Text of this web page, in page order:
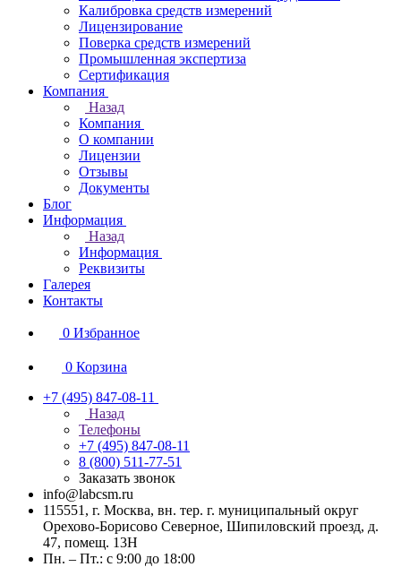
Калибровка средств измерений
Лицензирование
Поверка средств измерений
Промышленная экспертиза
Сертификация
Компания
Назад
Компания
О компании
Лицензии
Отзывы
Документы
Блог
Информация
Назад
Информация
Реквизиты
Галерея
Контакты
0 Избранное
0 Корзина
+7 (495) 847-08-11
Назад
Телефоны
+7 (495) 847-08-11
8 (800) 511-77-51
Заказать звонок
info@labcsm.ru
115551, г. Москва, вн. тер. г. муниципальный округ
Орехово-Борисово Северное, Шипиловский проезд, д.
47, помещ. 13Н
Пн. – Пт.: с 9:00 до 18:00